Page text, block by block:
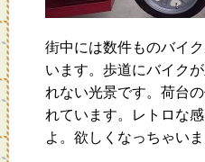
街中には数件ものバイ
います。歩道にバイク
れない光景です。荷台
れています。レトロな
よ。欲しくなっちゃいま